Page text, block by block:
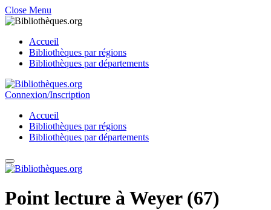
Close Menu
Accueil
Bibliothèques par régions
Bibliothèques par départements
Connexion/Inscription
Accueil
Bibliothèques par régions
Bibliothèques par départements
Point lecture à Weyer (67)